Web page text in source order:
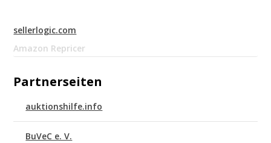
sellerlogic.com
Amazon Repricer
Partnerseiten
auktionshilfe.info
BuVeC e. V.